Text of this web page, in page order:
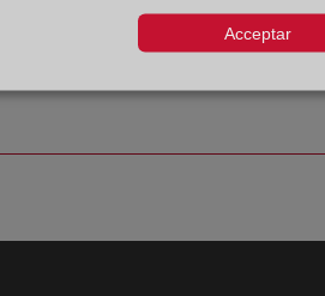
Acceptar